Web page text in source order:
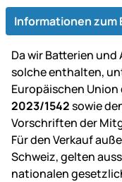
Informationen
Da wir Batterien und
solche enthalten,
Europäischen Union
2023/1542sowie
Vorschriften der
Für den Verkauf
Schweiz, gelten
nationalen